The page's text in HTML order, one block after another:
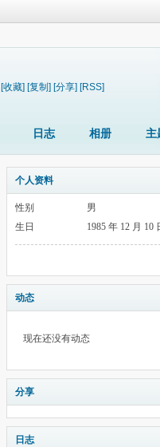
[收藏] [复制] [分享] [RSS]
日志 相册 主
个人资料
性别
男
生日
1985 年 12 月 10
动态
现在还没有动态
分享
日志